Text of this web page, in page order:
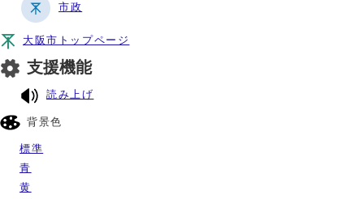
市政
大阪市トップページ
支援機能
読み上げ
背景色
標準
青
黄